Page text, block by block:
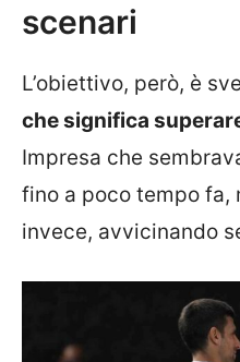
scenari
L’obiettivo, però, è
che significa
Impresa che
fino a poco tempo fa,
invece, avvicinando